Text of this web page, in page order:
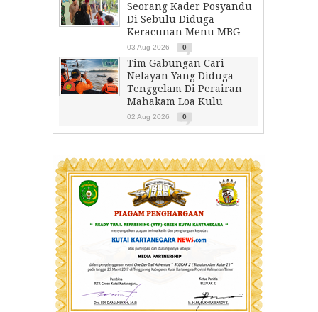
Seorang Kader Posyandu
Di Sebulu Diduga
Keracunan Menu MBG
03 Aug 2026 0
Tim Gabungan Cari
Nelayan Yang Diduga
Tenggelam Di Perairan
Mahakam Loa Kulu
02 Aug 2026 0